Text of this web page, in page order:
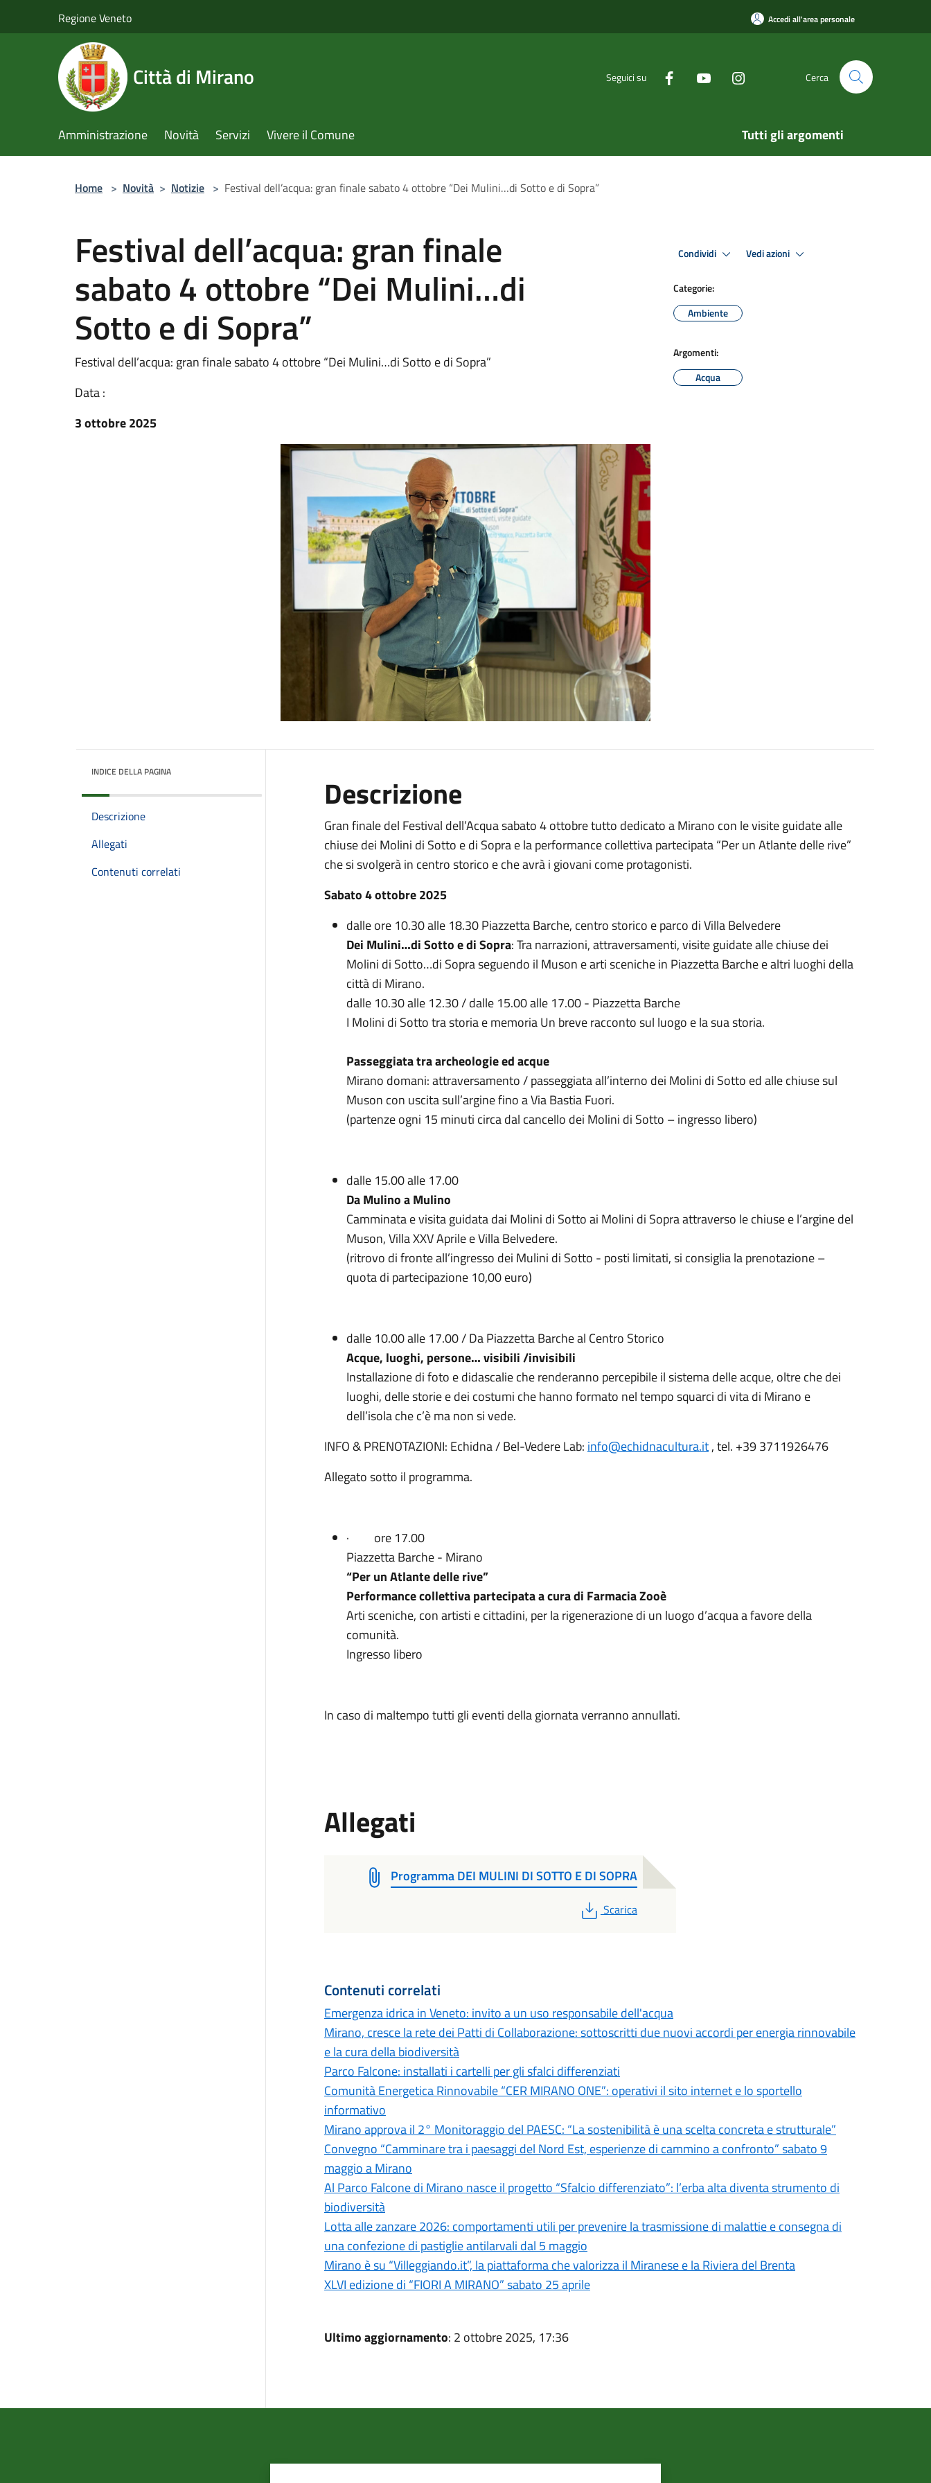
Regione Veneto Accedi all'area personale
Città di Mirano Seguici su Cerca
Amministrazione Novità Servizi Vivere il Comune Tutti gli argomenti
Home > Novità > Notizie > Festival dell’acqua: gran finale sabato 4 ottobre “Dei Mulini…di Sotto e di Sopra”
Festival dell’acqua: gran finale
sabato 4 ottobre “Dei Mulini…di
Sotto e di Sopra”
Festival dell’acqua: gran finale sabato 4 ottobre “Dei Mulini…di Sotto e di Sopra”
Data :
3 ottobre 2025
Condividi Vedi azioni
Categorie:
Ambiente
Argomenti:
Acqua
INDICE DELLA PAGINA
Descrizione
Allegati
Contenuti correlati
Descrizione
Gran finale del Festival dell’Acqua sabato 4 ottobre tutto dedicato a Mirano con le visite guidate alle
chiuse dei Molini di Sotto e di Sopra e la performance collettiva partecipata “Per un Atlante delle rive”
che si svolgerà in centro storico e che avrà i giovani come protagonisti.
Sabato 4 ottobre 2025
dalle ore 10.30 alle 18.30 Piazzetta Barche, centro storico e parco di Villa Belvedere
Dei Mulini…di Sotto e di Sopra: Tra narrazioni, attraversamenti, visite guidate alle chiuse dei
Molini di Sotto…di Sopra seguendo il Muson e arti sceniche in Piazzetta Barche e altri luoghi della
città di Mirano.
dalle 10.30 alle 12.30 / dalle 15.00 alle 17.00 - Piazzetta Barche
I Molini di Sotto tra storia e memoria Un breve racconto sul luogo e la sua storia.
Passeggiata tra archeologie ed acque
Mirano domani: attraversamento / passeggiata all’interno dei Molini di Sotto ed alle chiuse sul
Muson con uscita sull’argine fino a Via Bastia Fuori.
(partenze ogni 15 minuti circa dal cancello dei Molini di Sotto – ingresso libero)
dalle 15.00 alle 17.00
Da Mulino a Mulino
Camminata e visita guidata dai Molini di Sotto ai Molini di Sopra attraverso le chiuse e l’argine del
Muson, Villa XXV Aprile e Villa Belvedere.
(ritrovo di fronte all’ingresso dei Mulini di Sotto - posti limitati, si consiglia la prenotazione –
quota di partecipazione 10,00 euro)
dalle 10.00 alle 17.00 / Da Piazzetta Barche al Centro Storico
Acque, luoghi, persone… visibili /invisibili
Installazione di foto e didascalie che renderanno percepibile il sistema delle acque, oltre che dei
luoghi, delle storie e dei costumi che hanno formato nel tempo squarci di vita di Mirano e
dell’isola che c’è ma non si vede.
INFO & PRENOTAZIONI: Echidna / Bel-Vedere Lab: info@echidnacultura.it, tel. +39 3711926476
Allegato sotto il programma.
· ore 17.00
Piazzetta Barche - Mirano
“Per un Atlante delle rive”
Performance collettiva partecipata a cura di Farmacia Zooè
Arti sceniche, con artisti e cittadini, per la rigenerazione di un luogo d’acqua a favore della
comunità.
Ingresso libero
In caso di maltempo tutti gli eventi della giornata verranno annullati.
Allegati
Programma DEI MULINI DI SOTTO E DI SOPRA
PDF
Scarica
Contenuti correlati
Emergenza idrica in Veneto: invito a un uso responsabile dell'acqua
Mirano, cresce la rete dei Patti di Collaborazione: sottoscritti due nuovi accordi per energia rinnovabile
e la cura della biodiversità
Parco Falcone: installati i cartelli per gli sfalci differenziati
Comunità Energetica Rinnovabile “CER MIRANO ONE”: operativi il sito internet e lo sportello
informativo
Mirano approva il 2° Monitoraggio del PAESC: “La sostenibilità è una scelta concreta e strutturale”
Convegno “Camminare tra i paesaggi del Nord Est, esperienze di cammino a confronto” sabato 9
maggio a Mirano
Al Parco Falcone di Mirano nasce il progetto “Sfalcio differenziato”: l’erba alta diventa strumento di
biodiversità
Lotta alle zanzare 2026: comportamenti utili per prevenire la trasmissione di malattie e consegna di
una confezione di pastiglie antilarvali dal 5 maggio
Mirano è su “Villeggiando.it”, la piattaforma che valorizza il Miranese e la Riviera del Brenta
XLVI edizione di “FIORI A MIRANO” sabato 25 aprile
Ultimo aggiornamento: 2 ottobre 2025, 17:36